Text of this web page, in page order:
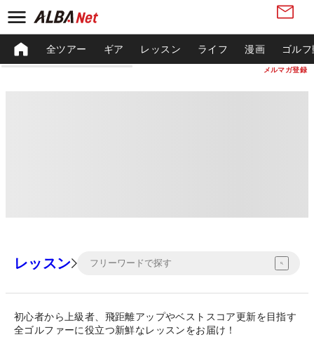
メルマガ登録
全ツアー ギア レッスン ライフ 漫画 ゴル
レッスン
初心者から上級者、飛距離アップやベストスコア更新を目指す
全ゴルファーに役立つ新鮮なレッスンをお届け！